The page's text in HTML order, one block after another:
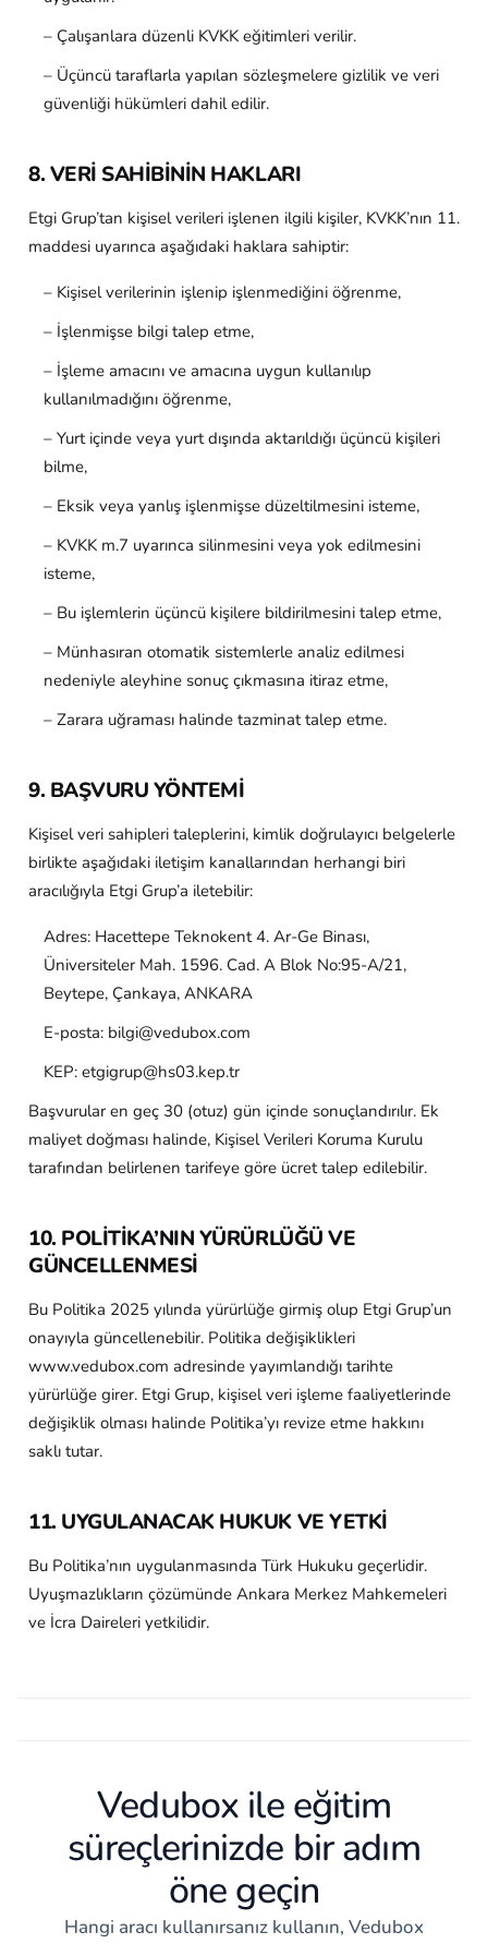
– Çalışanlara düzenli KVKK eğitimleri verilir.
– Üçüncü taraflarla yapılan sözleşmelere gizlilik ve veri
güvenliği hükümleri dahil edilir.
8. VERİ SAHİBİNİN HAKLARI
Etgi Grup’tan kişisel verileri işlenen ilgili kişiler, KVKK’nın 11.
maddesi uyarınca aşağıdaki haklara sahiptir:
– Kişisel verilerinin işlenip işlenmediğini öğrenme,
– İşlenmişse bilgi talep etme,
– İşleme amacını ve amacına uygun kullanılıp
kullanılmadığını öğrenme,
– Yurt içinde veya yurt dışında aktarıldığı üçüncü kişileri
bilme,
– Eksik veya yanlış işlenmişse düzeltilmesini isteme,
– KVKK m.7 uyarınca silinmesini veya yok edilmesini
isteme,
– Bu işlemlerin üçüncü kişilere bildirilmesini talep etme,
– Münhasıran otomatik sistemlerle analiz edilmesi
nedeniyle aleyhine sonuç çıkmasına itiraz etme,
– Zarara uğraması halinde tazminat talep etme.
9. BAŞVURU YÖNTEMİ
Kişisel veri sahipleri taleplerini, kimlik doğrulayıcı belgelerle
birlikte aşağıdaki iletişim kanallarından herhangi biri
aracılığıyla Etgi Grup’a iletebilir:
Adres: Hacettepe Teknokent 4. Ar-Ge Binası,
Üniversiteler Mah. 1596. Cad. A Blok No:95-A/21,
Beytepe, Çankaya, ANKARA
E-posta: bilgi@vedubox.com
KEP: etgigrup@hs03.kep.tr
Başvurular en geç 30 (otuz) gün içinde sonuçlandırılır. Ek
maliyet doğması halinde, Kişisel Verileri Koruma Kurulu
tarafından belirlenen tarifeye göre ücret talep edilebilir.
10. POLİTİKA’NIN YÜRÜRLÜĞÜ VE
GÜNCELLENMESİ
Bu Politika 2025 yılında yürürlüğe girmiş olup Etgi Grup’un
onayıyla güncellenebilir. Politika değişiklikleri
www.vedubox.com adresinde yayımlandığı tarihte
yürürlüğe girer. Etgi Grup, kişisel veri işleme faaliyetlerinde
değişiklik olması halinde Politika’yı revize etme hakkını
saklı tutar.
11. UYGULANACAK HUKUK VE YETKİ
Bu Politika’nın uygulanmasında Türk Hukuku geçerlidir.
Uyuşmazlıkların çözümünde Ankara Merkez Mahkemeleri
ve İcra Daireleri yetkilidir.
Vedubox ile eğitim
süreçlerinizde bir adım
öne geçin
Hangi aracı kullanırsanız kullanın, Vedubox